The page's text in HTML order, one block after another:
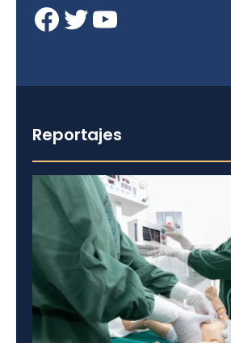
Facebook Twitter YouTube
Reportajes